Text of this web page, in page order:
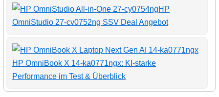
HP
OmniStudio 27-cv0752ng SSV Deal Angebot
HP OmniBook X 14-ka0771ngx: KI-starke
Performance im Test & Überblick